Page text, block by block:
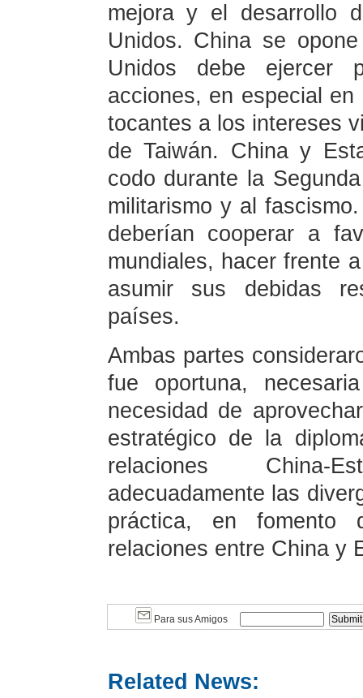
mejora y el desarrollo
Unidos. China se
Unidos debe ejercer
acciones, en especial
tocantes a los intereses
de Taiwán. China y
codo durante la
militarismo y al
deberían cooperar a
mundiales, hacer frente
asumir sus debidas
países.
Ambas partes
fue oportuna,
necesidad de
estratégico de la
relaciones China-
adecuadamente las
práctica, en fomento
relaciones entre China y
Para sus Amigos
Related News: